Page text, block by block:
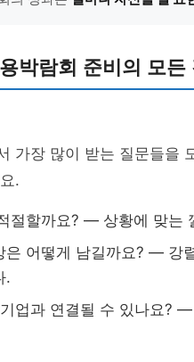
박람회 준비의 모든
가장 많이 받는 질문들을
.
절할까요? — 상황에 맞는
은 어떻게 남길까요? — 강
.
업과 연결될 수 있나요? —